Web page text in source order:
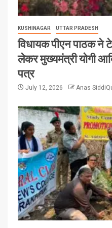
KUSHINAGAR UTTAR PRADESH
विधायक पीएन पाठक
लेकर मुख्यमंत्री योगी
पत्र
July 12, 2026 Anas